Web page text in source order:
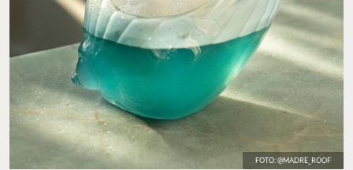
FOTO: @MADRE_ROOF